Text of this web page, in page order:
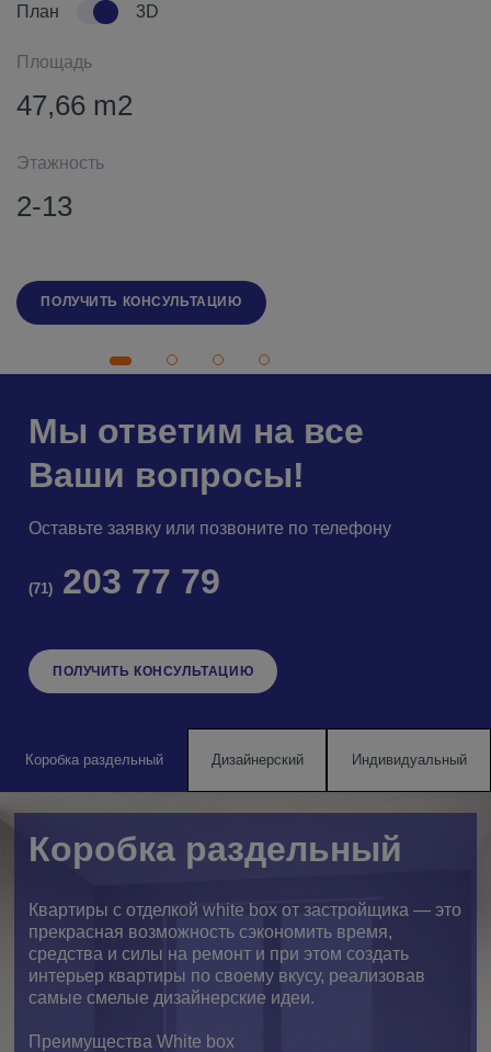
План 3D
Площадь
47,66 m2
Этажность
2-13
ПОЛУЧИТЬ КОНСУЛЬТАЦИЮ
Мы ответим на все
Ваши вопросы!
Оставьте заявку или позвоните по телефону
(71)203 77 79
ПОЛУЧИТЬ КОНСУЛЬТАЦИЮ
Коробка раздельный Дизайнерский Индивидуальный
Коробка раздельный
Квартиры с отделкой white box от застройщика — это
прекрасная возможность сэкономить время,
средства и силы на ремонт и при этом создать
интерьер квартиры по своему вкусу, реализовав
самые смелые дизайнерские идеи.
Преимущества White box